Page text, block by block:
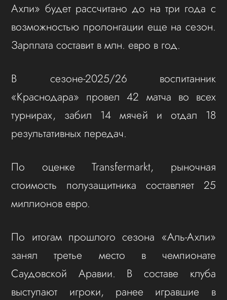
Ахли» будет рассчитано до на три года с
возможностью пролонгации еще на сезон.
Зарплата составит в млн. евро в год.
В сезоне‑2025/26 воспитанник
«Краснодара» провел 42 матча во всех
турнирах, забил 14 мячей и отдал 18
результативных передач.
По оценке Transfermarkt, рыночная
стоимость полузащитника составляет 25
миллионов евро.
По итогам прошлого сезона «Аль‑Ахли»
занял третье место в чемпионате
Саудовской Аравии. В составе клуба
выступают игроки, ранее игравшие в